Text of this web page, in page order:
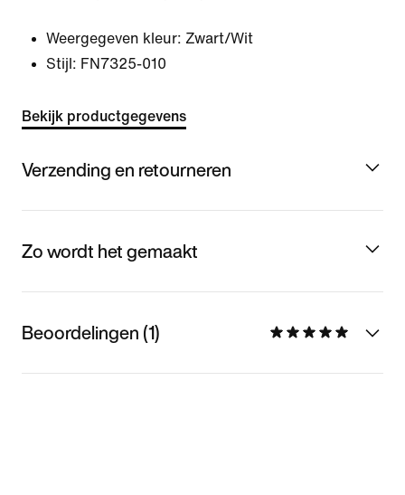
Weergegeven kleur: Zwart/Wit
Stijl: FN7325-010
Bekijk productgegevens
Verzending en retourneren
Zo wordt het gemaakt
Beoordelingen (1)